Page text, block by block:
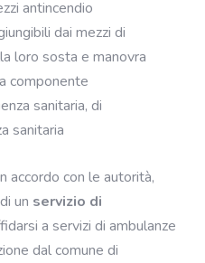
antincendio
dai mezzi di
loro sosta e manovra
componente
sanitaria, di
sanitaria
accordo con le autorità,
un servizio di
a servizi di ambulanze
dal comune di